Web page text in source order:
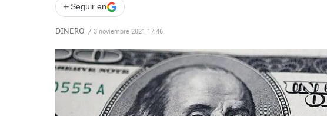
+ Seguir en
DINERO / 3 noviembre 2021 17:46